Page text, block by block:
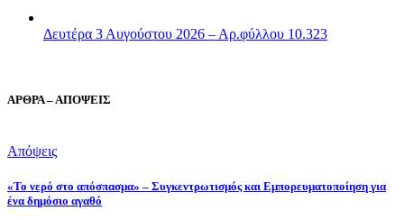
Δευτέρα 3 Αυγούστου 2026 – Αρ.φύλλου 10.323
ΑΡΘΡΑ – ΑΠΟΨΕΙΣ
Απόψεις
«Το νερό στο απόσπασμα» – Συγκεντρωτισμός και Εμπορευματοποίηση για
ένα δημόσιο αγαθό